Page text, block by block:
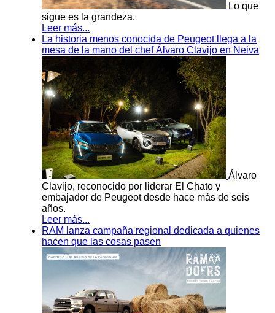
Lo que
sigue es la grandeza.
Leer más...
La historia menos conocida de Peugeot llega a la
mesa de la mano del chef Álvaro Clavijo en Neiva
Álvaro
Clavijo, reconocido por liderar El Chato y
embajador de Peugeot desde hace más de seis
años.
Leer más...
RAM lanza campaña regional dedicada a quienes
hacen que las cosas pasen